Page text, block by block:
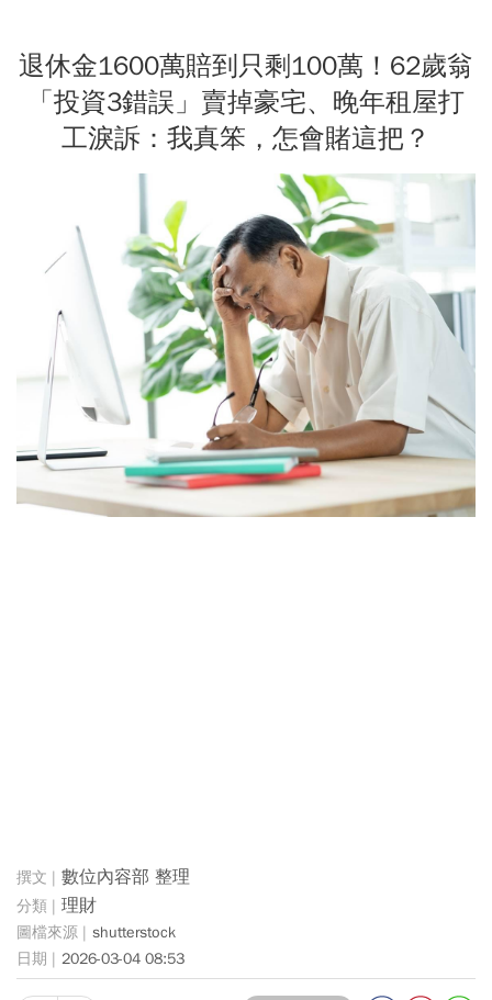
退休金1600萬賠到只剩100萬！62歲翁
「投資3錯誤」賣掉豪宅、晚年租屋打
工淚訴：我真笨，怎會賭這把？
數位內容部 整理
理財
shutterstock
2026-03-04 08:53